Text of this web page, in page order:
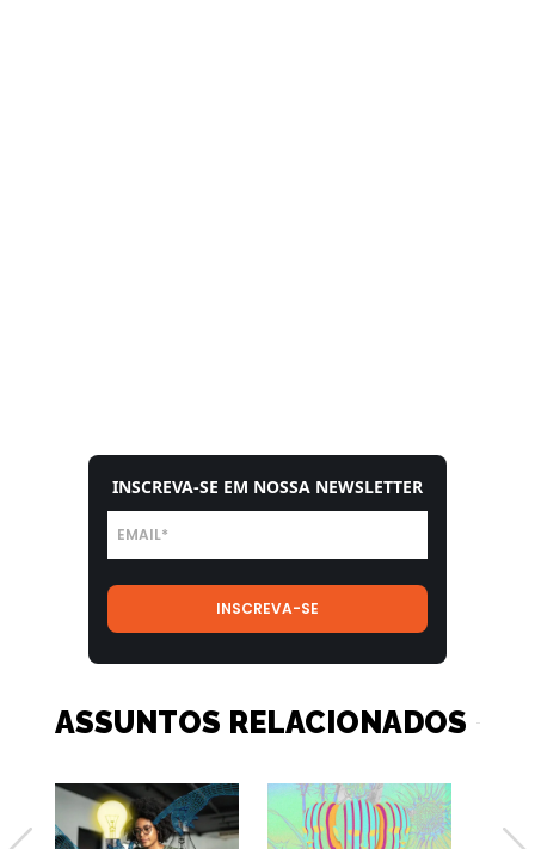
INSCREVA-SE EM NOSSA NEWSLETTER
ASSUNTOS RELACIONADOS